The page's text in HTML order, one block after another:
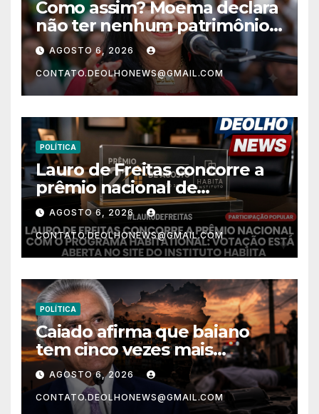
Como assim? Moema declara
não ter nenhum patrimônio
após 30 anos na vida pública?
AGOSTO 6, 2026
CONTATO.DEOLHONEWS@GMAIL.COM
POLÍTICA
Lauro de Freitas concorre a
prêmio nacional de
habitação com o projeto “Tá
Rebocado”; votação está
aberta
AGOSTO 6, 2026
CONTATO.DEOLHONEWS@GMAIL.COM
POLÍTICA
Caiado afirma que baiano
tem cinco vezes mais
chances de ser assassinado
do que um morador da
Ucrânia
AGOSTO 6, 2026
CONTATO.DEOLHONEWS@GMAIL.COM